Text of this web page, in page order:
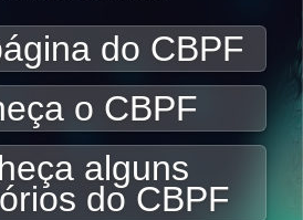
do CBPF
o CBPF
alguns
do CBPF